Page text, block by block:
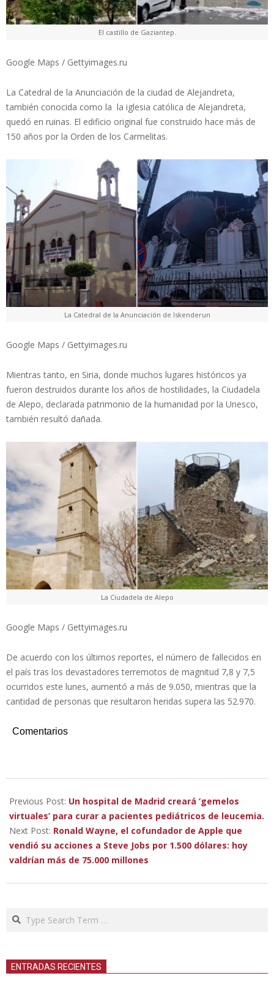
El castillo de Gaziantep.
Google Maps / Gettyimages.ru
La Catedral de la Anunciación de la ciudad de Alejandreta,
también conocida como la la iglesia católica de Alejandreta,
quedó en ruinas. El edificio original fue construido hace más de
150 años por la Orden de los Carmelitas.​
La Catedral de la Anunciación de Iskenderun
Google Maps / Gettyimages.ru
Mientras tanto, en Siria, donde muchos lugares históricos ya
fueron destruidos durante los años de hostilidades, la Ciudadela
de Alepo, declarada patrimonio de la humanidad por la Unesco,
también resultó dañada.
La Ciudadela de Alepo
Google Maps / Gettyimages.ru
De acuerdo con los últimos reportes, el número de fallecidos en
el país tras los devastadores terremotos de magnitud 7,8 y 7,5
ocurridos este lunes, aumentó a más de 9.050, mientras que la
cantidad de personas que resultaron heridas supera las 52.970.
Comentarios
02-
10
Previous Post: Un hospital de Madrid creará ‘gemelos
virtuales’ para curar a pacientes pediátricos de leucemia.
Next Post: Ronald Wayne, el cofundador de Apple que
vendió su acciones a Steve Jobs por 1.500 dólares: hoy
valdrían más de 75.000 millones
Search
ENTRADAS RECIENTES